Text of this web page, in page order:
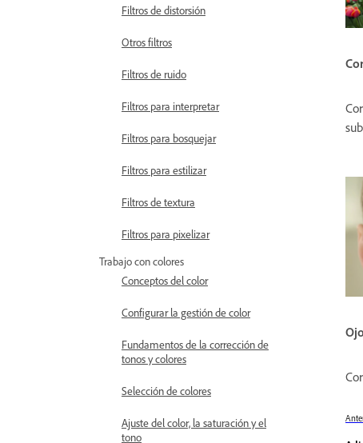
Filtros de distorsión
Otros filtros
Filtros de ruido
Filtros para interpretar
Filtros para bosquejar
Filtros para estilizar
Filtros de textura
Filtros para pixelizar
Trabajo con colores
Conceptos del color
Configurar la gestión de color
Fundamentos de la corrección de
tonos y colores
Selección de colores
Ajuste del color, la saturación y el
tono